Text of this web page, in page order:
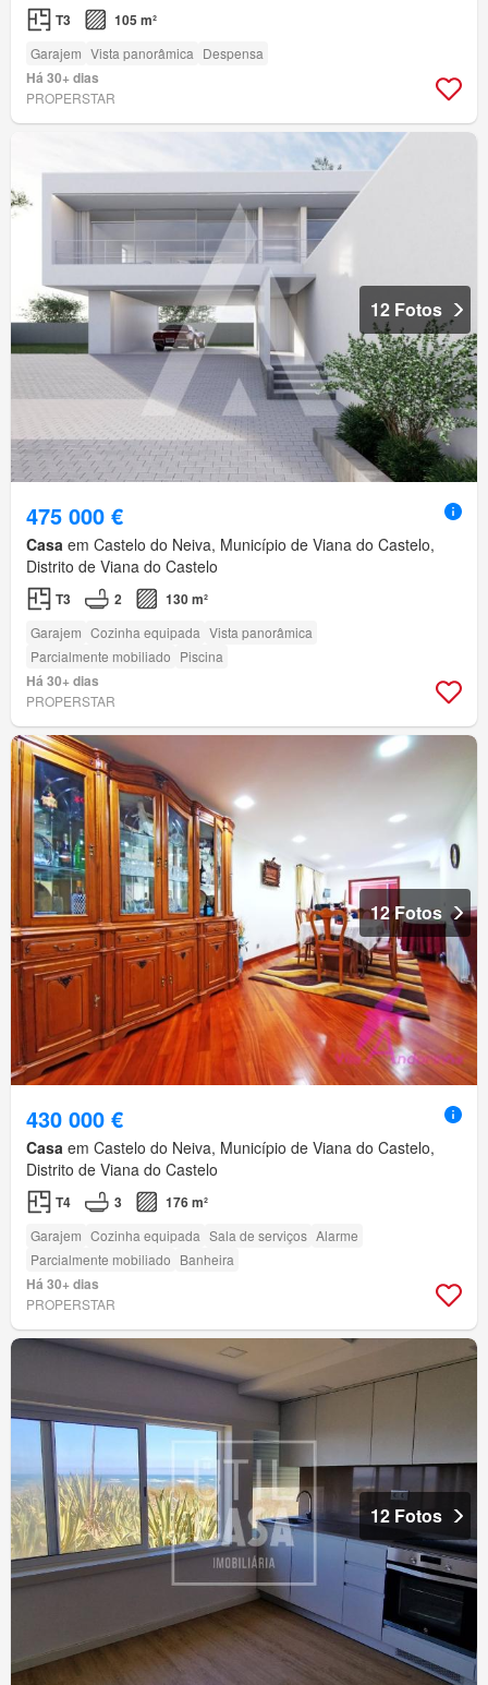
T3 105 m²
Garajem Vista panorâmica Despensa
Há 30+ dias
PROPERSTAR
12 Fotos
475 000 €
Casa em Castelo do Neiva, Município de Viana do Castelo,
Distrito de Viana do Castelo
T3 2 130 m²
Garajem Cozinha equipada Vista panorâmica
Parcialmente mobiliado Piscina
Há 30+ dias
PROPERSTAR
12 Fotos
430 000 €
Casa em Castelo do Neiva, Município de Viana do Castelo,
Distrito de Viana do Castelo
T4 3 176 m²
Garajem Cozinha equipada Sala de serviços Alarme
Parcialmente mobiliado Banheira
Há 30+ dias
PROPERSTAR
12 Fotos